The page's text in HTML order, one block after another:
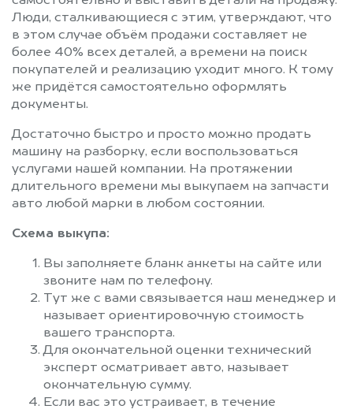
Люди, сталкивающиеся с этим, утверждают, что
в этом случае объём продажи составляет не
более 40% всех деталей, а времени на поиск
покупателей и реализацию уходит много. К тому
же придётся самостоятельно оформлять
документы.
Достаточно быстро и просто можно продать
машину на разборку, если воспользоваться
услугами нашей компании. На протяжении
длительного времени мы выкупаем на запчасти
авто любой марки в любом состоянии.
Схема выкупа:
Вы заполняете бланк анкеты на сайте или
звоните нам по телефону.
Тут же с вами связывается наш менеджер и
называет ориентировочную стоимость
вашего транспорта.
Для окончательной оценки технический
эксперт осматривает авто, называет
окончательную сумму.
Если вас это устраивает, в течение